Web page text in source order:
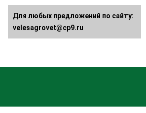
Для любых предложений по сайту:
velesagrovet@cp9.ru